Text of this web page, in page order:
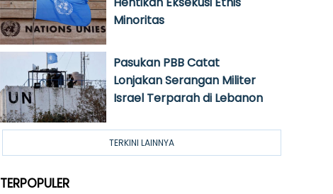
Minoritas
Pasukan PBB Catat
Lonjakan Serangan Militer
Israel Terparah di Lebanon
TERKINI LAINNYA
TERPOPULER